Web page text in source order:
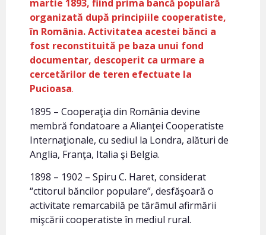
martie 1893, fiind prima bancă populară
organizată după principiile cooperatiste,
în România. Activitatea acestei bănci a
fost reconstituită pe baza unui fond
documentar, descoperit ca urmare a
cercetărilor de teren efectuate la
Pucioasa.
1895 – Cooperaţia din România devine
membră fondatoare a Alianţei Cooperatiste
Internaţionale, cu sediul la Londra, alături de
Anglia, Franţa, Italia şi Belgia.
1898 – 1902 – Spiru C. Haret, considerat
“ctitorul băncilor populare”, desfăşoară o
activitate remarcabilă pe tărâmul afirmării
mişcării cooperatiste în mediul rural.